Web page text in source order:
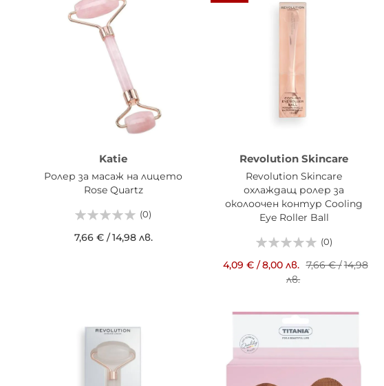
Katie
Ролер за масаж на лицето
Rose Quartz
(0)
7,66 €/14,98 лв.
Revolution Skincare
Revolution Skincare
охлаждащ ролер за
околоочен контур Cooling
Eye Roller Ball
(0)
4,09 €/8,00 лв. 7,66 €/14,98
лв.